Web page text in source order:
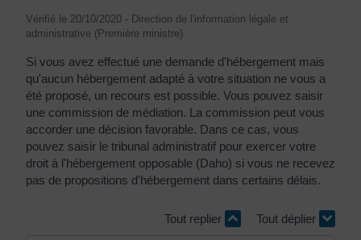
Vérifié le 20/10/2020 - Direction de l'information légale et
administrative (Première ministre)
Si vous avez effectué une demande d'hébergement mais
qu'aucun hébergement adapté à votre situation ne vous a
été proposé, un recours est possible. Vous pouvez saisir
une commission de médiation. La commission peut vous
accorder une décision favorable. Dans ce cas, vous
pouvez saisir le tribunal administratif pour exercer votre
droit à l'hébergement opposable (Daho) si vous ne recevez
pas de propositions d'hébergement dans certains délais.
Tout replier Tout déplier